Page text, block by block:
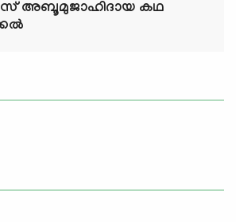
അബൂമുജാഹിദായ കഥ